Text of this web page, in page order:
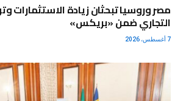
مصر وروسيا تبحثان زيادة الاستثمارات
التجاري ضمن «بريكس»
7 أغسطس، 2026